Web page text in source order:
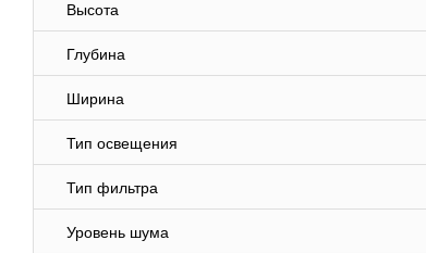
Высота
Глубина
Ширина
Тип освещения
Тип фильтра
Уровень шума